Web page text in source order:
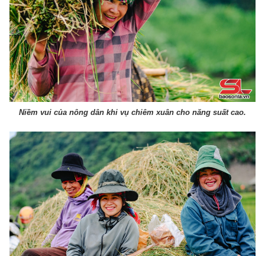
Niềm vui của nông dân khi vụ chiêm xuân cho năng suất cao.